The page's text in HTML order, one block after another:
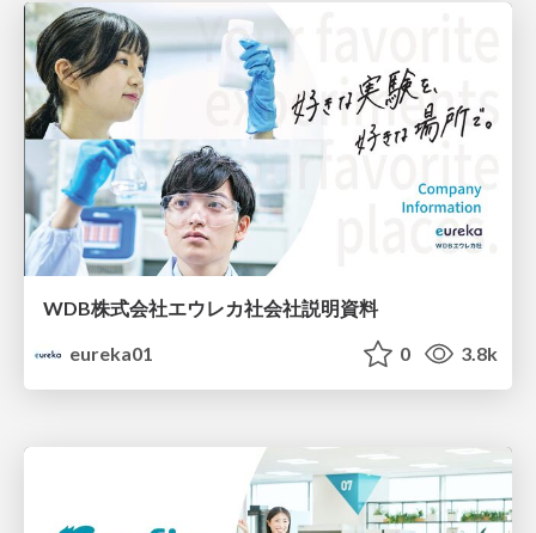
WDB株式会社エウレカ社会社説明資料
eureka01
0 3.8k